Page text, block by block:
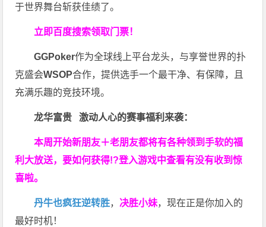
于世界舞台斩获佳绩了。
立即百度搜索领取门票！
GGPoker作为全球线上平台龙头，与享誉世界的扑
克盛会WSOP合作，提供选手一个最干净、有保障，且
充满乐趣的竞技环境。
龙华富贵 激动人心的赛事福利来袭：
本周开始新朋友＋老朋友都将有各种领到手软的福
利大放送，要如何获得!?登入游戏中查看有没有收到惊
喜啦。
丹牛也疯狂逆转胜， 决胜小妹，现在正是你加入的
最好时机！